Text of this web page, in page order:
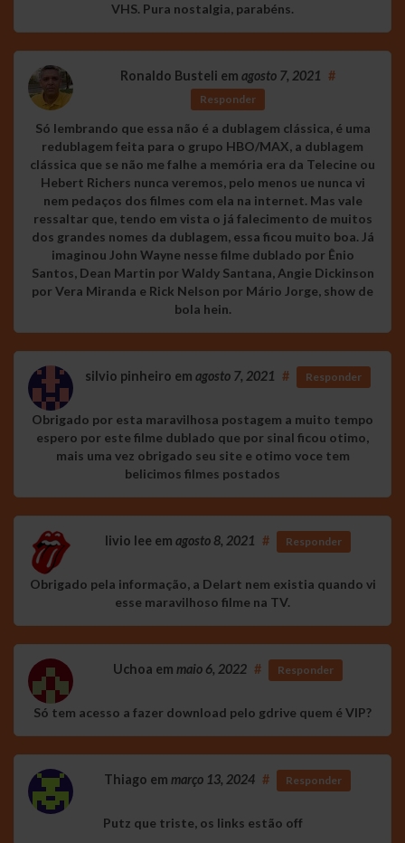
VHS. Pura nostalgia, parabéns.
Ronaldo Busteli em agosto 7, 2021 #
Responder
Só lembrando que essa não é a dublagem clássica, é uma
redublagem feita para o grupo HBO/MAX, a dublagem
clássica que se não me falhe a memória era da Telecine ou
Hebert Richers nunca veremos, pelo menos ue nunca vi
nem pedaços dos filmes com ela na internet. Mas vale
ressaltar que, tendo em vista o já falecimento de muitos
dos grandes nomes da dublagem, essa ficou muito boa. Já
imaginou John Wayne nesse filme dublado por Ênio
Santos, Dean Martin por Waldy Santana, Angie Dickinson
por Vera Miranda e Rick Nelson por Mário Jorge, show de
bola hein.
silvio pinheiro em agosto 7, 2021 # Responder
Obrigado por esta maravilhosa postagem a muito tempo
espero por este filme dublado que por sinal ficou otimo,
mais uma vez obrigado seu site e otimo voce tem
belicimos filmes postados
livio lee em agosto 8, 2021 # Responder
Obrigado pela informação, a Delart nem existia quando vi
esse maravilhoso filme na TV.
Uchoa em maio 6, 2022 # Responder
Só tem acesso a fazer download pelo gdrive quem é VIP?
Thiago em março 13, 2024 # Responder
Putz que triste, os links estão off